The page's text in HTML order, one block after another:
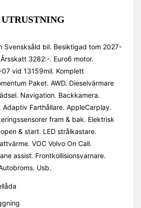
UTRUSTNING
Svensksåld bil. Besiktigad tom 2027-
3282:-. Euro6 motor.
vid 13159mil. Komplett
Paket. AWD. Dieselvärmare
Navigation. Backkamera.
Adaptiv Farthållare. AppleCarplay.
fram & bak. Elektrisk
& start. LED strålkastare.
VOC Volvo On Call.
assist. Frontkollisionsvarnare.
Usb.